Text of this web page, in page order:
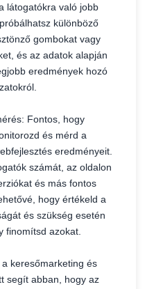
látogatókra való jobb
különböző
gombokat vagy
és az adatok alapján
eredmények hozó
Fontos, hogy
és mérd a
eredményeit.
számát, az oldalon
és más fontos
hogy értékeld a
és szükség esetén
finomítsd azokat.
keresőmarketing és
segít abban, hogy az